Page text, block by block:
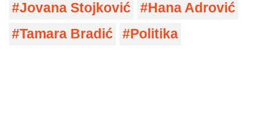
Jovana Stojković
Hana Adrović
Tamara Bradić
Politika